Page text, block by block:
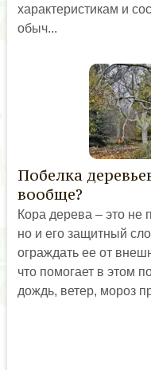
характеристикам и
обыч...
Побелка
вообще?
Кора дерева – это не
но и его защитный
ограждать ее от
что помогает в этом
дождь, ветер, мороз